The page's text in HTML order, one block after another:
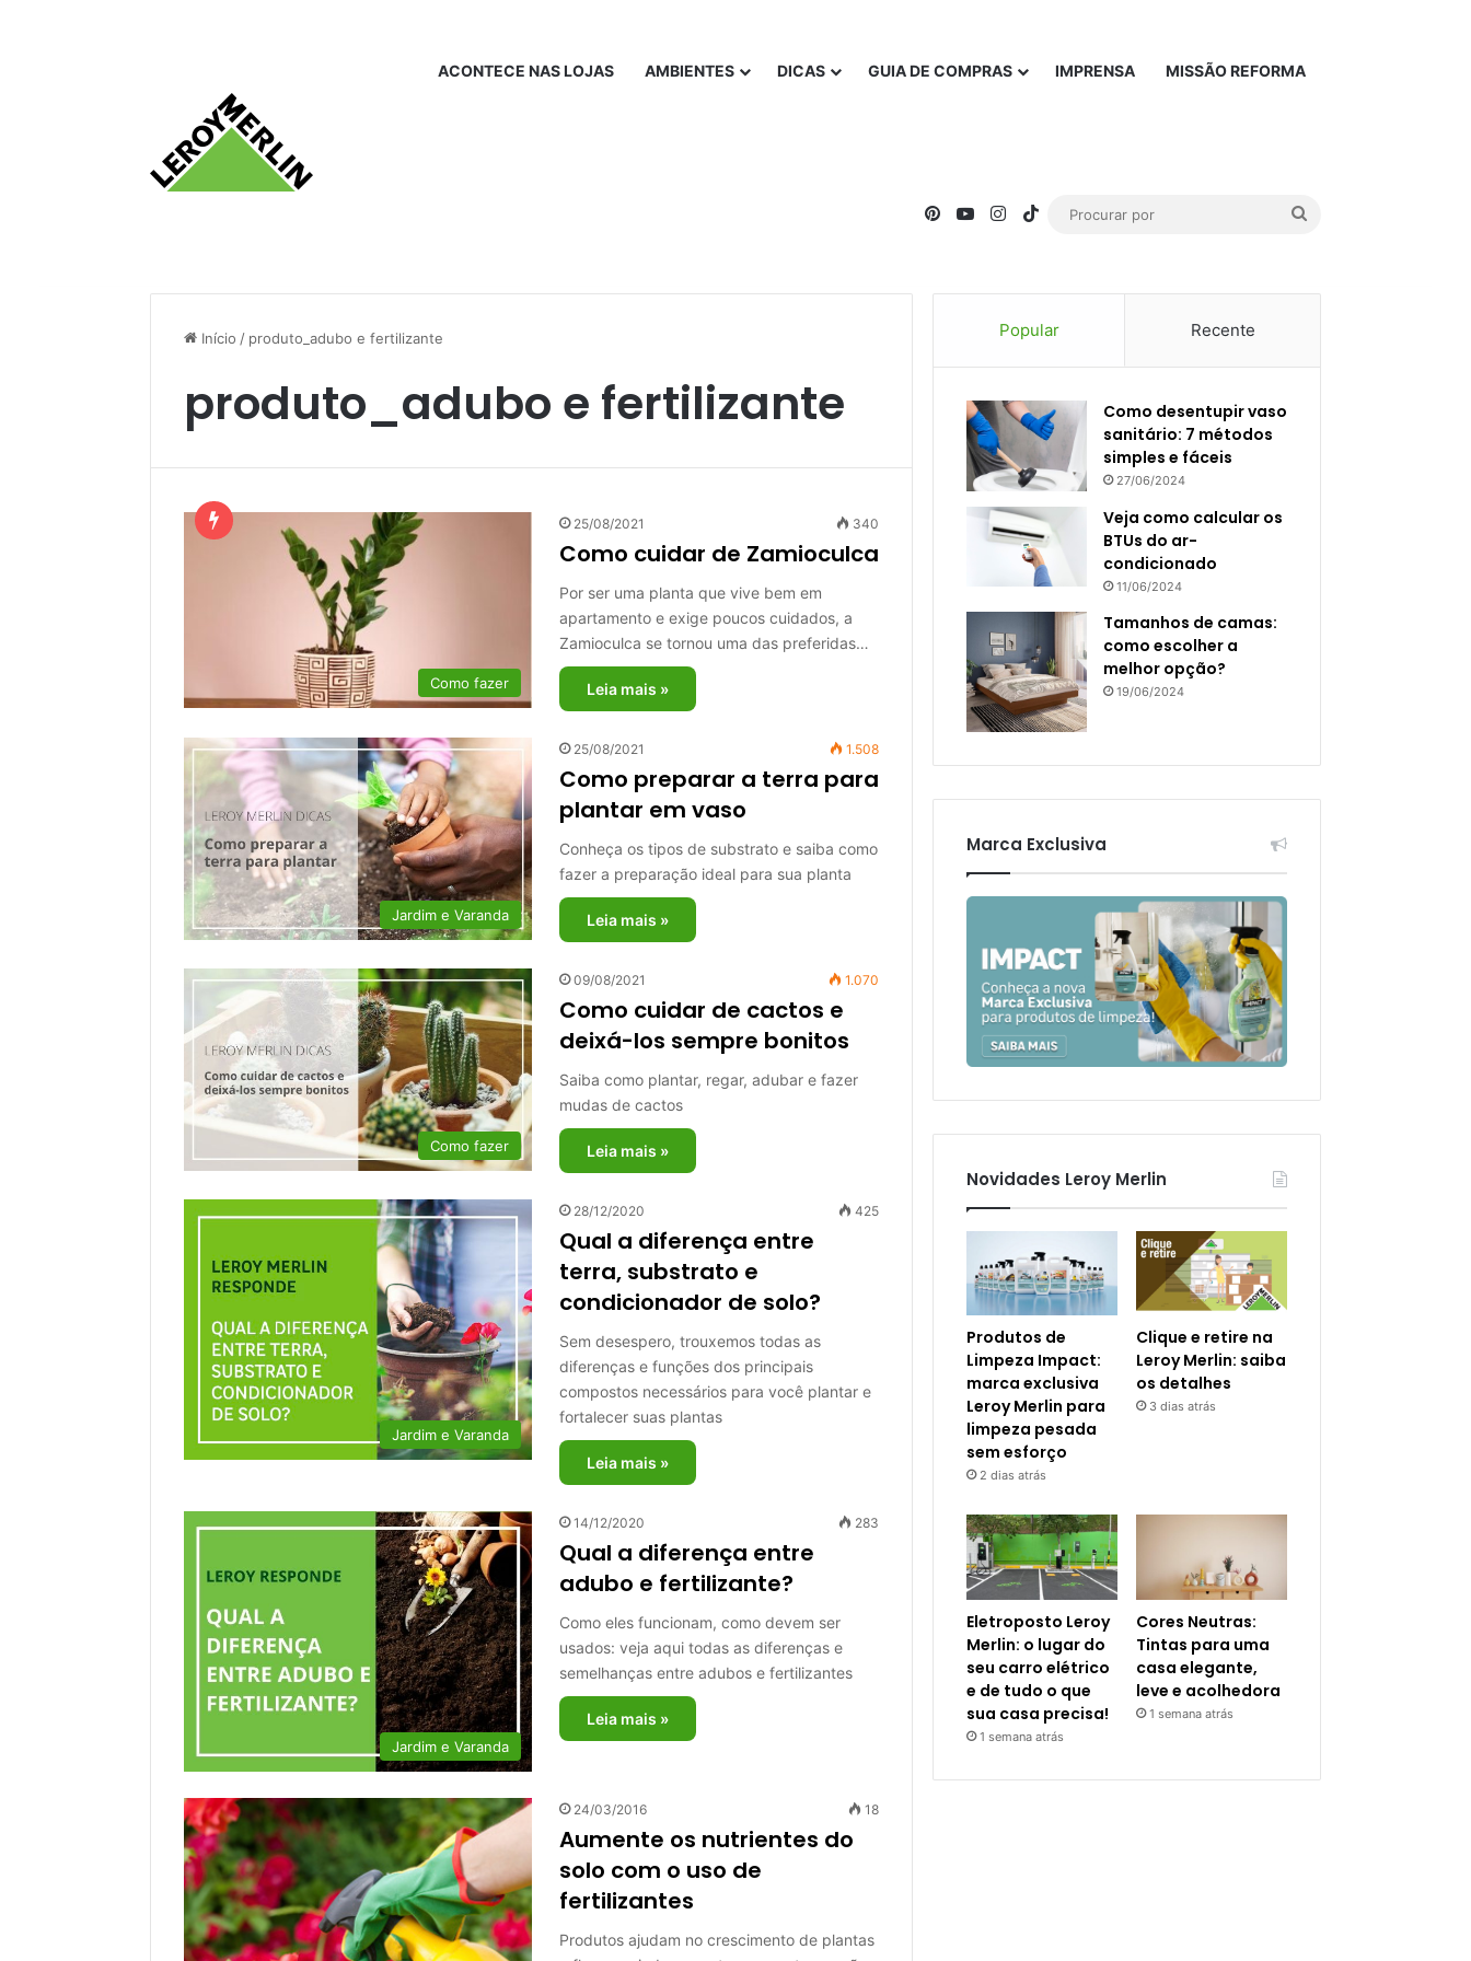
ACONTECE NAS LOJAS AMBIENTES DICAS GUIA DE COMPRAS IMPRENSA MISSÃO REFORMA
PinterestYouTubeInstagram
TikTok
Início / produto_adubo e fertilizante
produto_adubo e fertilizante
Como fazer
25/08/2021 340
Como cuidar de Zamioculca
Por ser uma planta que vive bem em
apartamento e exige poucos cuidados, a
Zamioculca se tornou uma das preferidas…
Leia mais »
Jardim e Varanda
25/08/2021 1.508
Como preparar a terra para
plantar em vaso
Conheça os tipos de substrato e saiba como
fazer a preparação ideal para sua planta
Leia mais »
Como fazer
09/08/2021 1.070
Como cuidar de cactos e
deixá-los sempre bonitos
Saiba como plantar, regar, adubar e fazer
mudas de cactos
Leia mais »
Jardim e Varanda
28/12/2020 425
Qual a diferença entre
terra, substrato e
condicionador de solo?
Sem desespero, trouxemos todas as
diferenças e funções dos principais
compostos necessários para você plantar e
fortalecer suas plantas
Leia mais »
Jardim e Varanda
14/12/2020 283
Qual a diferença entre
adubo e fertilizante?
Como eles funcionam, como devem ser
usados: veja aqui todas as diferenças e
semelhanças entre adubos e fertilizantes
Leia mais »
24/03/2016 18
Aumente os nutrientes do
solo com o uso de
fertilizantes
Produtos ajudam no crescimento de plantas
Popular Recente
Como desentupir vaso
sanitário: 7 métodos
simples e fáceis
27/06/2024
Veja como calcular os
BTUs do ar-
condicionado
11/06/2024
Tamanhos de camas:
como escolher a
melhor opção?
19/06/2024
Marca Exclusiva
Novidades Leroy Merlin
Produtos de
Limpeza Impact:
marca exclusiva
Leroy Merlin para
limpeza pesada
sem esforço
2 dias atrás
Clique e retire na
Leroy Merlin: saiba
os detalhes
3 dias atrás
Eletroposto Leroy
Merlin: o lugar do
seu carro elétrico
e de tudo o que
sua casa precisa!
1 semana atrás
Cores Neutras:
Tintas para uma
casa elegante,
leve e acolhedora
1 semana atrás